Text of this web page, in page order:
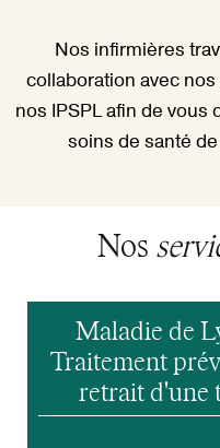
Nos infirmières
collaboration avec
nos IPSPL afin de vous
soins de santé
Nos
Maladie de
Traitement
retrait d'une